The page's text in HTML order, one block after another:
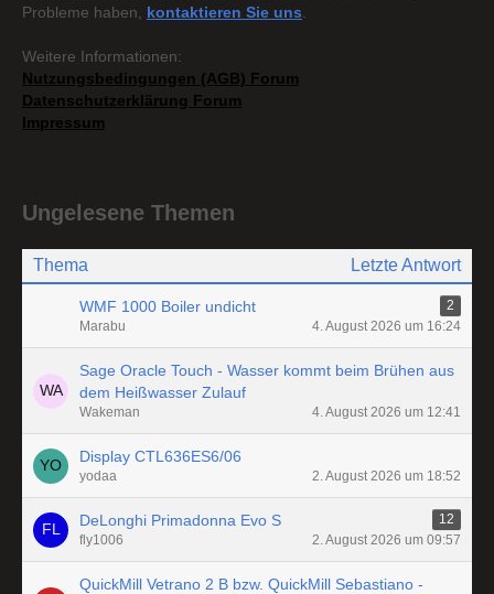
Probleme haben, kontaktieren Sie uns
Weitere Informationen:
Nutzungsbedingungen (AGB) Forum
Datenschutzerklärung Forum
Impressum
Ungelesene Themen
Thema Letzte Antwort
WMF 1000 Boiler undicht
2
Marabu
4. August 2026 um 16:24
Sage Oracle Touch - Wasser kommt beim Brühen aus
dem Heißwasser Zulauf
Wakeman 4. August 2026 um 12:41
Display CTL636ES6/06
yodaa 2. August 2026 um 18:52
DeLonghi Primadonna Evo S
12
fly1006
2. August 2026 um 09:57
QuickMill Vetrano 2 B bzw. QuickMill Sebastiano -